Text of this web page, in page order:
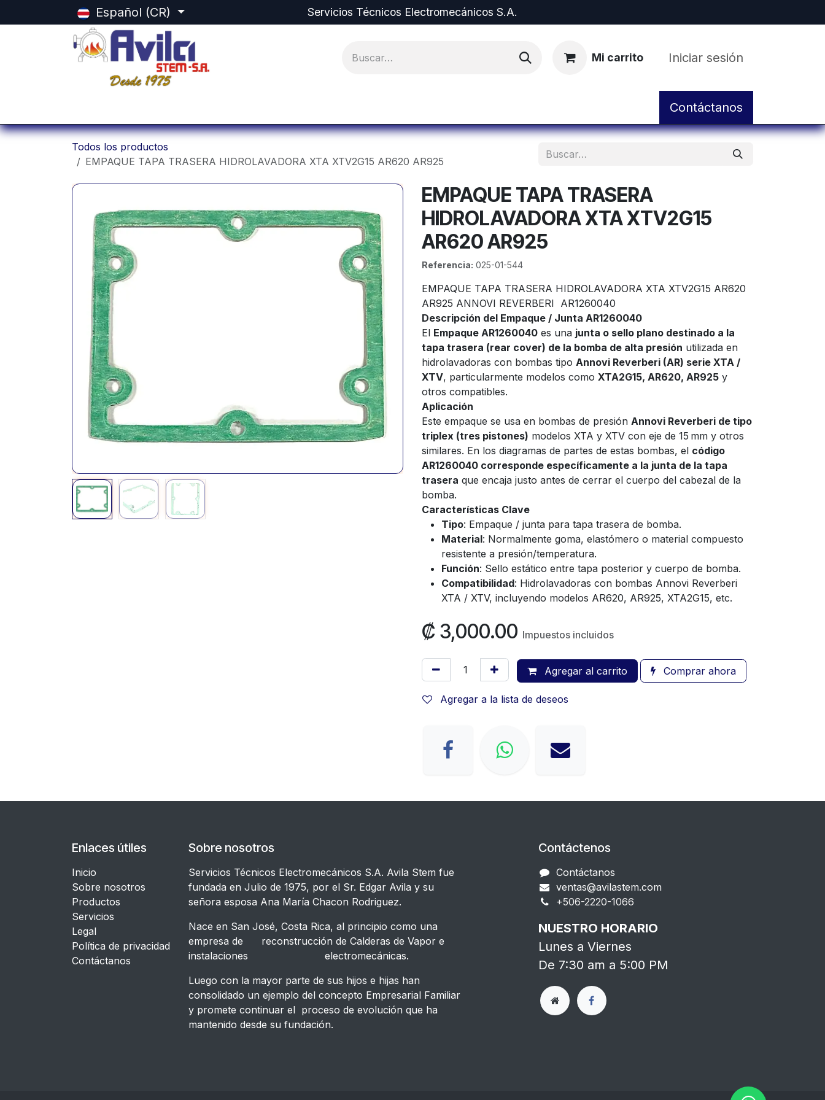
Español (CR) Servicios Técnicos Electromecánicos S.A.
Mi carrito Iniciar sesión
Servicio de Taller y Mantenimiento
Contáctanos
Todos los productos
EMPAQUE TAPA TRASERA HIDROLAVADORA XTA XTV2G15 AR620 AR925
EMPAQUE TAPA TRASERA
HIDROLAVADORA XTA XTV2G15
AR620 AR925
Referencia: 025-01-544
EMPAQUE TAPA TRASERA HIDROLAVADORA XTA XTV2G15 AR620
AR925 ANNOVI REVERBERI AR1260040
Descripción del Empaque / Junta AR1260040
El Empaque AR1260040 es una junta o sello plano destinado a la
tapa trasera (rear cover) de la bomba de alta presión utilizada en
hidrolavadoras con bombas tipo Annovi Reverberi (AR) serie XTA /
XTV, particularmente modelos como XTA2G15, AR620, AR925 y
otros compatibles.
Aplicación
Este empaque se usa en bombas de presión Annovi Reverberi de tipo
triplex (tres pistones) modelos XTA y XTV con eje de 15 mm y otros
similares. En los diagramas de partes de estas bombas, el código
AR1260040 corresponde específicamente a la junta de la tapa
trasera que encaja justo antes de cerrar el cuerpo del cabezal de la
bomba.
Características Clave
Tipo: Empaque / junta para tapa trasera de bomba.
Material: Normalmente goma, elastómero o material compuesto
resistente a presión/temperatura.
Función: Sello estático entre tapa posterior y cuerpo de bomba.
Compatibilidad: Hidrolavadoras con bombas Annovi Reverberi
XTA / XTV, incluyendo modelos AR620, AR925, XTA2G15, etc.
₡ 3,000.00 Impuestos incluidos
Agregar al carrito Comprar ahora
Agregar a la lista de deseos
Enlaces útiles
Inicio
Sobre nosotros
Productos
Servicios
Legal
​Política de privacidad
Contáctanos
Sobre nosotros
Servicios Técnicos Electromecánicos S.A. Avila Stem fue
fundada en Julio de 1975, por el Sr. Edgar Avila y su
señora esposa Ana María Chacon Rodriguez.
Nace en San José, Costa Rica, al principio como una
empresa de reconstrucción de Calderas de Vapor e
instalaciones electromecánicas.
Luego con la mayor parte de sus hijos e hijas han
consolidado un ejemplo del concepto Empresarial Familiar
y promete continuar el proceso de evolución que ha
mantenido desde su fundación.
Contáctenos
Contáctanos
ventas@avilastem.com
+506-2220-1066​
NUESTRO HORARIO
Lunes a Viernes
De 7:30 am a 5:00 PM